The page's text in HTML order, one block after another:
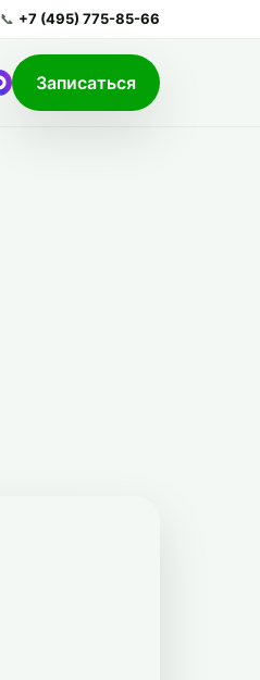
📞 +7 (495) 775-85-66
Записаться